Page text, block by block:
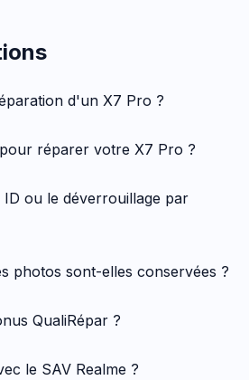
d'un X7 Pro ?
réparer votre X7 Pro ?
ID ou le déverrouillage par
photos sont-elles conservées ?
QualiRépar ?
le SAV Realme ?